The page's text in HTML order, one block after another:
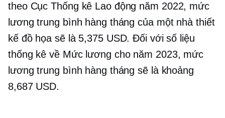
theo Cục Thống kê Lao động năm 2022, mức
lương trung bình hàng tháng của một nhà thiết
kế đồ họa sẽ là 5,375 USD. Đối với số liệu
thống kê về Mức lương cho năm 2023, mức
lương trung bình hàng tháng sẽ là khoảng
8,687 USD.